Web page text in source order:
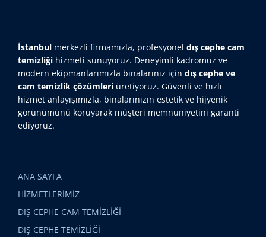
İstanbul merkezli firmamızla, profesyonel dış cephe cam
temizliği hizmeti sunuyoruz. Deneyimli kadromuz ve
modern ekipmanlarımızla binalarınız için dış cephe ve
cam temizlik çözümleri üretiyoruz. Güvenli ve hızlı
hizmet anlayışımızla, binalarınızın estetik ve hijyenik
görünümünü koruyarak müşteri memnuniyetini garanti
ediyoruz.
ANA SAYFA
HİZMETLERİMİZ
DIŞ CEPHE CAM TEMİZLİĞİ
DIŞ CEPHE TEMİZLİĞİ